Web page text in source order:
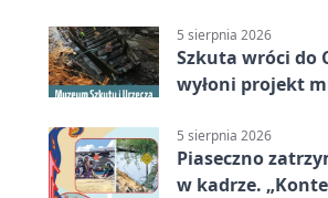
5 sierpnia 2026
Szkuta wróci do
wyłoni projekt
5 sierpnia 2026
Piaseczno
w kadrze.